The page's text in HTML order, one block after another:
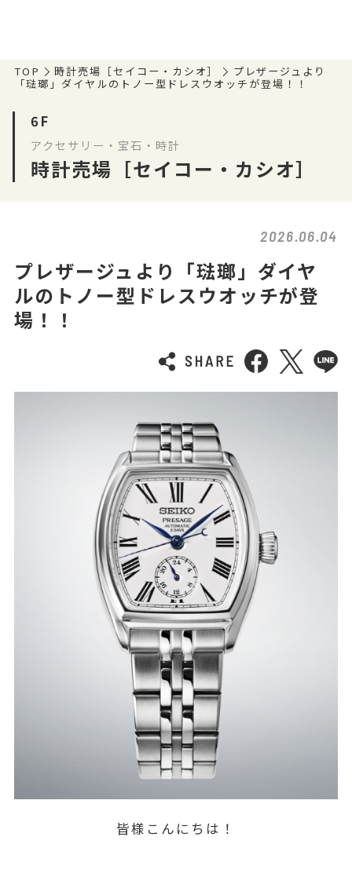
TOP 時計売場［セイコー・カシオ］
プレザージュより
「琺瑯」ダイヤルのトノー型ドレスウオッチが登場！！
6F
アクセサリー・宝石・時計
時計売場［セイコー・カシオ］
2026.06.04
プレザージュより「琺瑯」ダイヤ
ルのトノー型ドレスウオッチが登
場！！
皆様こんにちは！